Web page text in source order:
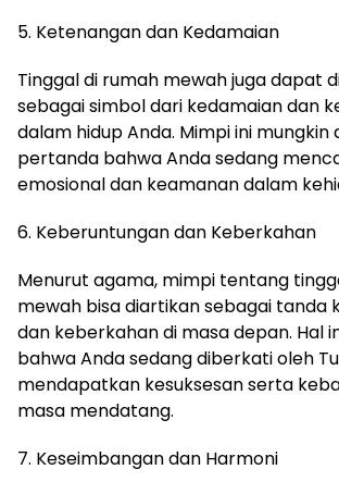
5. Ketenangan dan Kedamaian
Tinggal di rumah mewah juga dapat
sebagai simbol dari kedamaian dan
dalam hidup Anda. Mimpi ini mungkin
pertanda bahwa Anda sedang
emosional dan keamanan dalam
6. Keberuntungan dan Keberkahan
Menurut agama, mimpi tentang
mewah bisa diartikan sebagai tanda
dan keberkahan di masa depan. Hal
bahwa Anda sedang diberkati oleh
mendapatkan kesuksesan serta
masa mendatang.
7. Keseimbangan dan Harmoni